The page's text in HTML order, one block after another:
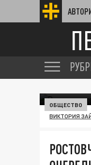
ОБЩЕСТВО
ВИКТОРИЯ